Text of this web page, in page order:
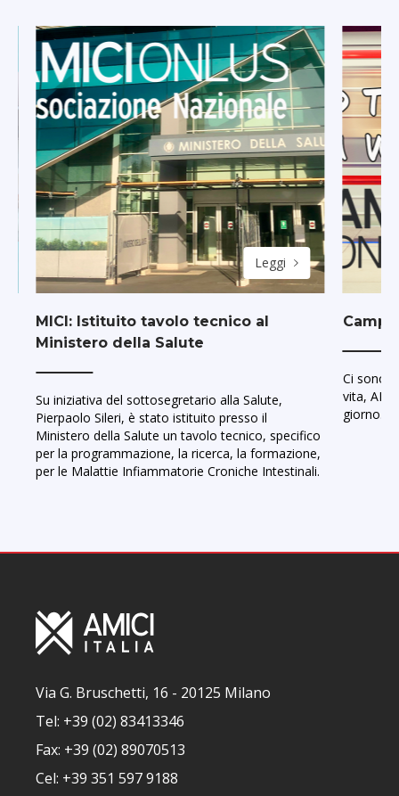
Leggi
MICI: Istituito tavolo tecnico al
Ministero della Salute
Su iniziativa del sottosegretario alla Salute,
Pierpaolo Sileri, è stato istituito presso il
Ministero della Salute un tavolo tecnico, specifico
per la programmazione, la ricerca, la formazione,
per le Malattie Infiammatorie Croniche Intestinali.
Ci sono
vita,
giorno.
Via G. Bruschetti, 16 - 20125 Milano
Tel: +39 (02) 83413346
Fax: +39 (02) 89070513
Cel: +39 351 597 9188